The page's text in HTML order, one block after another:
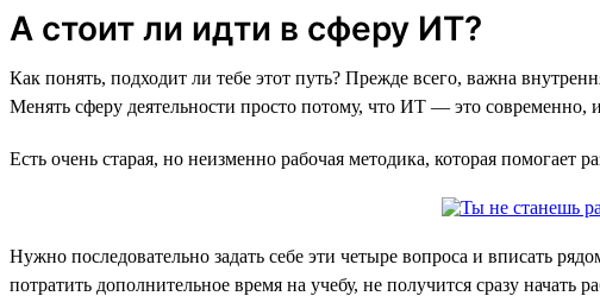
А стоит ли идти в сферу ИТ?
Как понять, подходит ли тебе этот путь? Прежде всего, важна
Менять сферу деятельности просто потому, что ИТ — это современно,
Есть очень старая, но неизменно рабочая методика, которая помогает
Нужно последовательно задать себе эти четыре вопроса и вписать
потратить дополнительное время на учебу, не получится сразу